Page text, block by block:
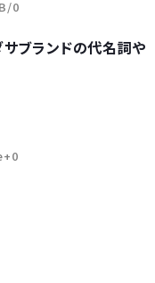
0
ブランドの代名詞や